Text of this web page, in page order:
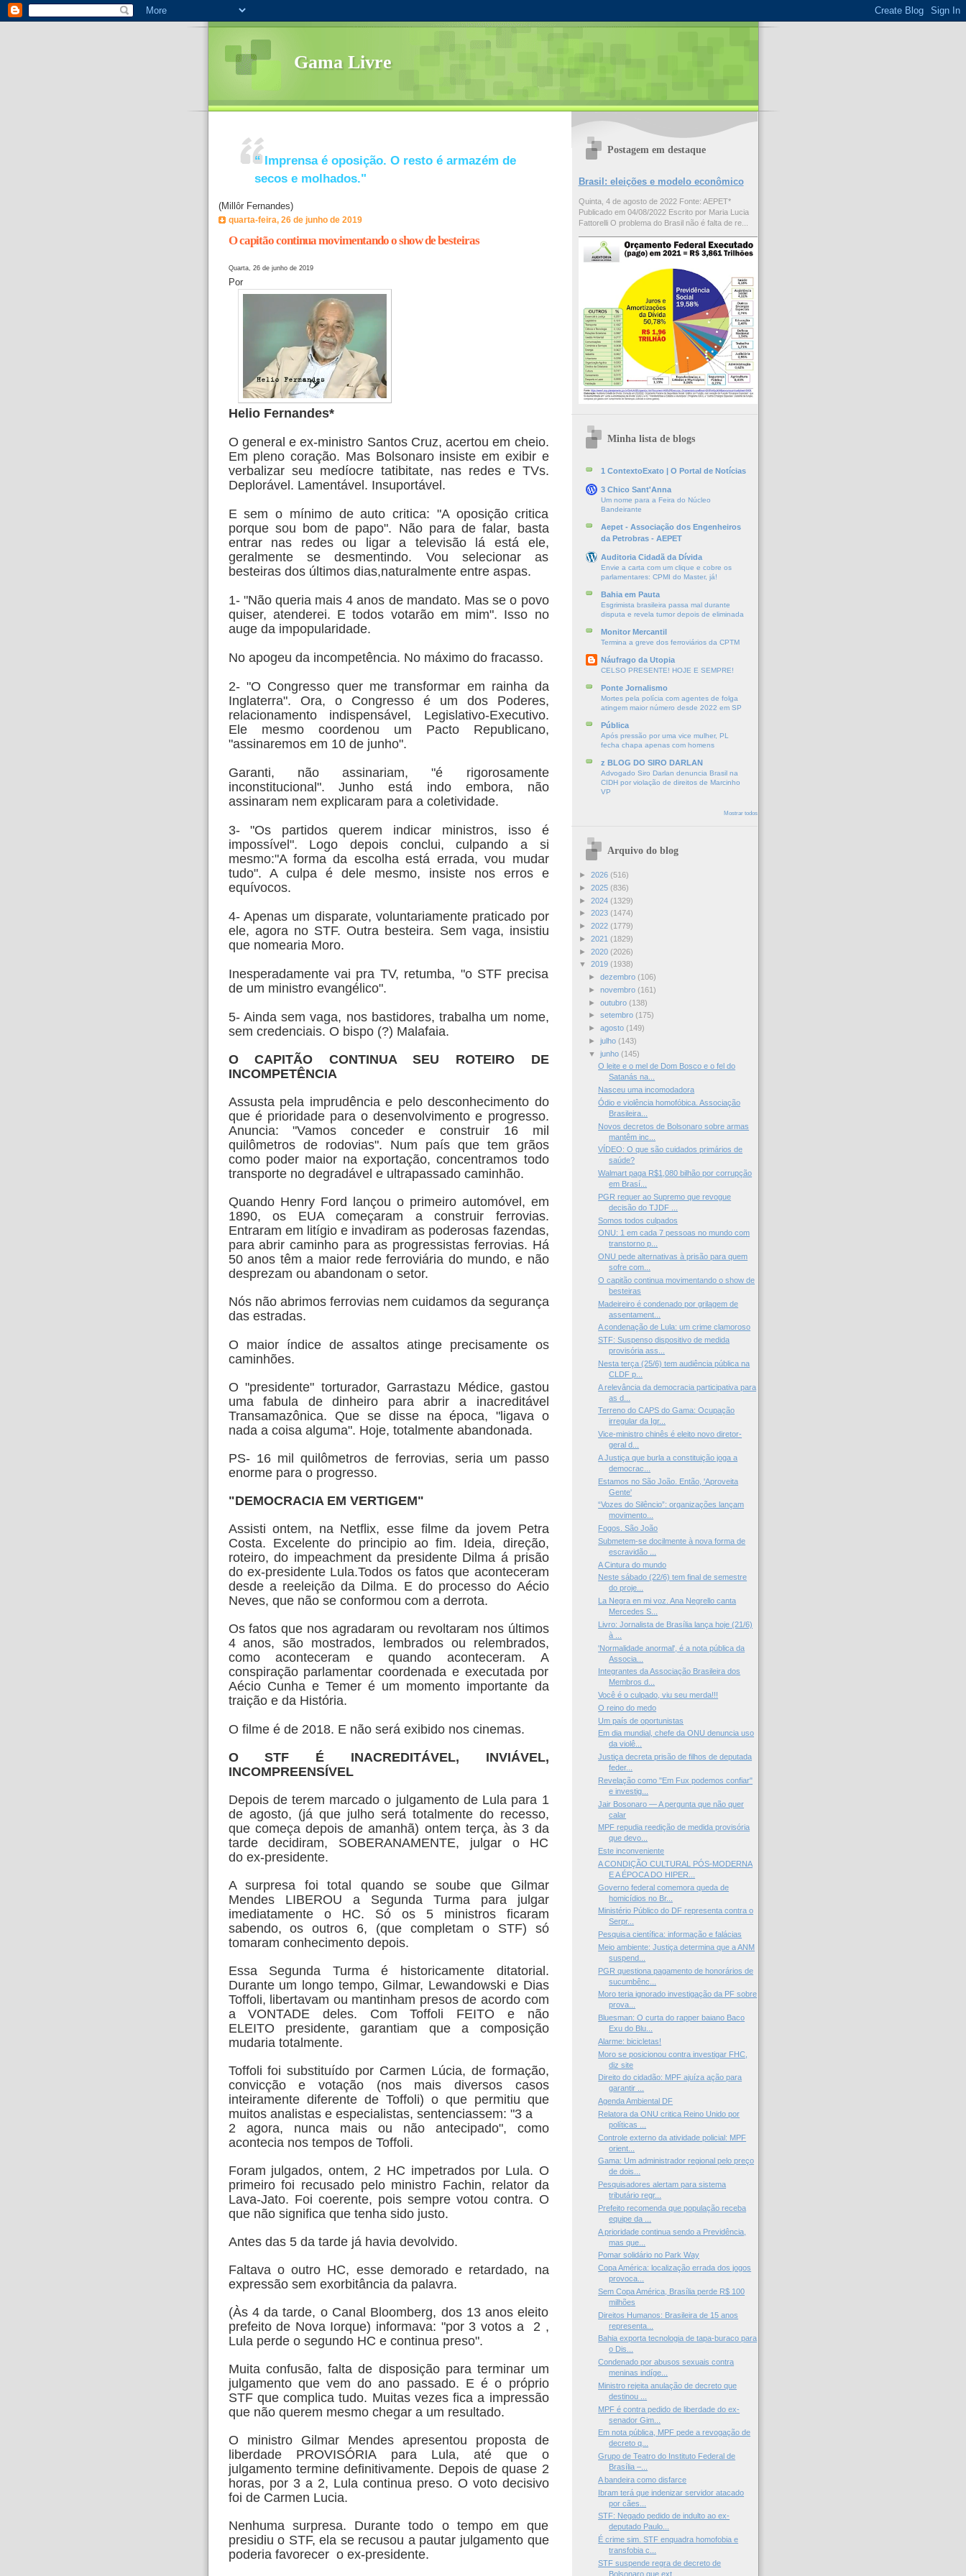
Gama Livre
“ Imprensa é oposição. O resto é armazém de
secos e molhados."
(Millôr Fernandes)
quarta-feira, 26 de junho de 2019
O capitão continua movimentando o show de besteiras
Quarta, 26 de junho de 2019
Por
Helio Fernandes*
O general e ex-ministro Santos Cruz, acertou em cheio.
Em pleno coração. Mas Bolsonaro insiste em exibir e
verbalizar seu medíocre tatibitate, nas redes e TVs.
Deplorável. Lamentável. Insuportável.
E sem o mínimo de auto critica: "A oposição critica
porque sou bom de papo". Não para de falar, basta
entrar nas redes ou ligar a televisão lá está ele,
geralmente se desmentindo. Vou selecionar as
besteiras dos últimos dias,naturalmente entre aspas.
1- "Não queria mais 4 anos de mandato. Mas se o povo
quiser, atenderei. E todos votarão em mim". Isso no
auge da impopularidade.
No apogeu da incompetência. No máximo do fracasso.
2- "O Congresso quer me transformar em rainha da
Inglaterra". Ora, oCongresso é um dos Poderes,
relacionamento indispensável, Legislativo-Executivo.
Ele mesmo coordenou um Pacto Republicano,
"assinaremos em 10 de junho".
Garanti, não assinariam, "é rigorosamente
inconstitucional". Junho está indo embora, não
assinaram nem explicaram para a coletividade.
3- "Os partidos querem indicar ministros, isso é
impossível". Logo depois conclui, culpando a si
mesmo:"A forma da escolha está errada,vou mudar
tudo". A culpa é dele mesmo, insiste nos erros e
equívocos.
4- Apenas um disparate, voluntariamente praticado por
ele, agora no STF. Outra besteira. Sem vaga, insistiu
que nomearia Moro.
Inesperadamente vai pra TV, retumba, "o STF precisa
de um ministro evangélico".
5- Ainda sem vaga, nos bastidores, trabalha um nome,
sem credenciais. O bispo (?) Malafaia.
O CAPITÃO CONTINUA SEU ROTEIRO DE
INCOMPETÊNCIA
Assusta pela imprudência e pelo desconhecimento do
que é prioridade para o desenvolvimento e progresso.
Anuncia: "Vamos conceder e construir 16 mil
quilômetros de rodovias". Num país que tem grãos
como poder maior na exportação, concentramos todo
transporte no degradável e ultrapassado caminhão.
Quando Henry Ford lançou o primeiro automóvel, em
1890, os EUA começaram a construir ferrovias.
Entraram em litígio e invadiram as poderosas fazendas,
para abrir caminho para as progressistas ferrovias. Há
50anos têm a maior rede ferroviária do mundo, e não
desprezam ou abandonam o setor.
Nós não abrimos ferrovias nem cuidamos da segurança
das estradas.
O maior índice de assaltos atinge precisamente os
caminhões.
O "presidente" torturador, Garrastazu Médice, gastou
uma fabula dedinheiro para abrir a inacreditável
Transamazônica. Que se disse na época, "ligava o
nada a coisa alguma". Hoje, totalmente abandonada.
PS- 16 mil quilômetros de ferrovias, seria um passo
enorme para o progresso.
"DEMOCRACIA EM VERTIGEM"
Assisti ontem, na Netflix, esse filme da jovem Petra
Costa. Excelente do principio ao fim. Ideia, direção,
roteiro, do impeachment da presidente Dilma á prisão
do ex-presidente Lula.Todos os fatos que aconteceram
desde a reeleição da Dilma. E do processo do Aécio
Neves, que não se conformou com a derrota.
Os fatos que nos agradaram ou revoltaram nos últimos
4 anos, são mostrados, lembrados ou relembrados,
como aconteceram e quando aconteceram. A
conspiração parlamentar coordenada e executada por
Aécio Cunha e Temer é um momento importante da
traição e da História.
O filme é de 2018. E não será exibido nos cinemas.
O STF É INACREDITÁVEL, INVIÁVEL,
INCOMPREENSÍVEL
Depois de terem marcado o julgamento de Lula para 1
de agosto, (já que julho será totalmente do recesso,
que começa depois de amanhã) ontem terça, às 3 da
tarde decidiram, SOBERANAMENTE, julgar o HC
do ex-presidente.
A surpresa foi total quando se soube que Gilmar
Mendes LIBEROU a Segunda Turma para julgar
imediatamente o HC. Só os 5 ministros ficaram
sabendo, os outros 6, (que completam o STF) só
tomaram conhecimento depois.
Essa Segunda Turma é historicamente ditatorial.
Durante um longo tempo, Gilmar, Lewandowski e Dias
Toffoli, libertavam ou mantinham presos de acordo com
a VONTADE deles. Com Toffoli FEITO e não
ELEITO presidente, garantiam que a composição
mudaria totalmente.
Toffoli foi substituído por Carmen Lúcia, de formação,
convicção e votação (nos mais diversos casos
inteiramente diferente de Toffoli) o que permitiu que
muitos analistas e especialistas, sentenciassem: "3 a
2 agora, nunca mais ou não antecipado", como
acontecia nos tempos de Toffoli.
Foram julgados, ontem, 2 HC impetrados por Lula. O
primeiro foi recusado pelo ministro Fachin, relator da
Lava-Jato. Foi coerente, pois sempre votou contra. O
que não significa que tenha sido justo.
Antes das 5 da tarde já havia devolvido.
Faltava o outro HC, esse demorado e retardado, na
expressão sem exorbitância da palavra.
(Às 4 da tarde, o Canal Bloomberg, dos 13 anos eleito
prefeito de Nova Iorque) informava: "por 3 votos a 2 ,
Lula perde o segundo HC e continua preso".
Muita confusão, falta de disposição para terminar um
julgamento que vem do ano passado. E é o próprio
STF que complica tudo. Muitas vezes fica a impressão
que não querem mesmo chegar a um resultado.
O ministro Gilmar Mendes apresentou proposta de
liberdade PROVISÓRIA para Lula, até que o
julgamento termine definitivamente. Depois dequase 2
horas, por 3 a 2, Lula continua preso. O voto decisivo
foi de Carmen Lucia.
Nenhuma surpresa. Durante todo o tempo em que
presidiu o STF, ela se recusou a pautar julgamento que
poderia favorecer o ex-presidente.
Postagem em destaque
Brasil: eleições e modelo econômico
Quinta, 4 de agosto de 2022 Fonte: AEPET*
Publicado em 04/08/2022 Escrito por Maria Lucia
Fattorelli O problema do Brasil não é falta de re...
Minha lista de blogs
1 ContextoExato | O Portal de Notícias
3 Chico Sant'Anna
Um nome para a Feira do Núcleo
Bandeirante
Aepet - Associação dos Engenheiros
da Petrobras - AEPET
Auditoria Cidadã da Dívida
Envie a carta com um clique e cobre os
parlamentares: CPMI do Master, já!
Bahia em Pauta
Esgrimista brasileira passa mal durante
disputa e revela tumor depois de eliminada
Monitor Mercantil
Termina a greve dos ferroviários da CPTM
Náufrago da Utopia
CELSO PRESENTE! HOJE E SEMPRE!
Ponte Jornalismo
Mortes pela polícia com agentes de folga
atingem maior número desde 2022 em SP
Pública
Após pressão por uma vice mulher, PL
fecha chapa apenas com homens
z BLOG DO SIRO DARLAN
Advogado Siro Darlan denuncia Brasil na
CIDH por violação de direitos de Marcinho
VP
Mostrar todos
Arquivo do blog
► 2026 (516)
► 2025 (836)
► 2024 (1329)
► 2023 (1474)
► 2022 (1779)
► 2021 (1829)
► 2020 (2026)
▼ 2019 (1938)
► dezembro (106)
► novembro (161)
► outubro (138)
► setembro (175)
► agosto (149)
► julho (143)
▼ junho (145)
O leite e o mel de Dom Bosco e o fel do
Satanás na...
Nasceu uma incomodadora
Ódio e violência homofóbica. Associação
Brasileira...
Novos decretos de Bolsonaro sobre armas
mantêm inc...
VÍDEO: O que são cuidados primários de
saúde?
Walmart paga R$1,080 bilhão por corrupção
em Brasí...
PGR requer ao Supremo que revogue
decisão do TJDF ...
Somos todos culpados
ONU: 1 em cada 7 pessoas no mundo com
transtorno p...
ONU pede alternativas à prisão para quem
sofre com...
O capitão continua movimentando o show de
besteiras
Madeireiro é condenado por grilagem de
assentament...
A condenação de Lula: um crime clamoroso
STF: Suspenso dispositivo de medida
provisória ass...
Nesta terça (25/6) tem audiência pública na
CLDF p...
A relevância da democracia participativa para
as d...
Terreno do CAPS do Gama: Ocupação
irregular da Igr...
Vice-ministro chinês é eleito novo diretor-
geral d...
A Justiça que burla a constituição joga a
democrac...
Estamos no São João. Então, 'Aproveita
Gente'
“Vozes do Silêncio”: organizações lançam
movimento...
Fogos. São João
Submetem-se docilmente à nova forma de
escravidão ...
A Cintura do mundo
Neste sábado (22/6) tem final de semestre
do proje...
La Negra en mi voz. Ana Negrello canta
Mercedes S...
Livro: Jornalista de Brasília lança hoje (21/6)
à ...
'Normalidade anormal', é a nota pública da
Associa...
Integrantes da Associação Brasileira dos
Membros d...
Você é o culpado, viu seu merda!!!
O reino do medo
Um país de oportunistas
Em dia mundial, chefe da ONU denuncia uso
da violê...
Justiça decreta prisão de filhos de deputada
feder...
Revelação como "Em Fux podemos confiar"
e investig...
Jair Bosonaro — A pergunta que não quer
calar
MPF repudia reedição de medida provisória
que devo...
Este inconveniente
A CONDIÇÃO CULTURAL PÓS-MODERNA
E A ÉPOCA DO HIPER...
Governo federal comemora queda de
homicídios no Br...
Ministério Público do DF representa contra o
Serpr...
Pesquisa científica: informação e falácias
Meio ambiente: Justiça determina que a ANM
suspend...
PGR questiona pagamento de honorários de
sucumbênc...
Moro teria ignorado investigação da PF sobre
prova...
Bluesman: O curta do rapper baiano Baco
Exu do Blu...
Alarme: bicicletas!
Moro se posicionou contra investigar FHC,
diz site
Direito do cidadão: MPF ajuíza ação para
garantir ...
Agenda Ambiental DF
Relatora da ONU critica Reino Unido por
políticas ...
Controle externo da atividade policial: MPF
orient...
Gama: Um administrador regional pelo preço
de dois...
Pesquisadores alertam para sistema
tributário regr...
Prefeito recomenda que população receba
equipe da ...
A prioridade continua sendo a Previdência,
mas que...
Pomar solidário no Park Way
Copa América: localização errada dos jogos
provoca...
Sem Copa América, Brasília perde R$ 100
milhões
Direitos Humanos: Brasileira de 15 anos
representa...
Bahia exporta tecnologia de tapa-buraco para
o Dis...
Condenado por abusos sexuais contra
meninas indíge...
Ministro rejeita anulação de decreto que
destinou ...
MPF é contra pedido de liberdade do ex-
senador Gim...
Em nota pública, MPF pede a revogação de
decreto q...
Grupo de Teatro do Instituto Federal de
Brasília –...
A bandeira como disfarce
Ibram terá que indenizar servidor atacado
por cães...
STF: Negado pedido de indulto ao ex-
deputado Paulo...
É crime sim. STF enquadra homofobia e
transfobia c...
STF suspende regra de decreto de
Bolsonaro que ext...